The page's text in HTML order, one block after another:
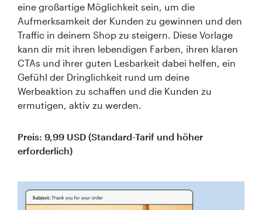
eine großartige Möglichkeit sein, um die
Aufmerksamkeit der Kunden zu gewinnen und den
Traffic in deinem Shop zu steigern. Diese Vorlage
kann dir mit ihren lebendigen Farben, ihren klaren
CTAs und ihrer guten Lesbarkeit dabei helfen, ein
Gefühl der Dringlichkeit rund um deine
Werbeaktion zu schaffen und die Kunden zu
ermutigen, aktiv zu werden.
Preis: 9,99 USD (Standard-Tarif und höher
erforderlich)